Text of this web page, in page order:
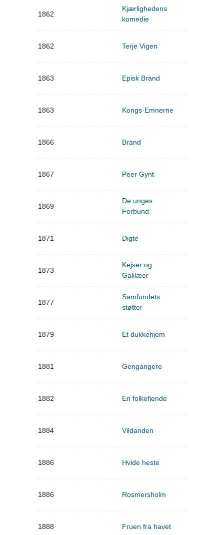
1862
Kjærlighedens
komedie
1862 Terje Vigen
1863 Episk Brand
1863 Kongs-Emnerne
1866 Brand
1867 Peer Gynt
1869
De unges
Forbund
1871 Digte
1873
Kejser og
Galilæer
1877
Samfundets
støtter
1879 Et dukkehjem
1881 Gengangere
1882 En folkefiende
1884 Vildanden
1886 Hvide heste
1886 Rosmersholm
1888 Fruen fra havet